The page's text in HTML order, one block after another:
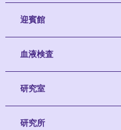
迎賓館
血液検査
研究室
研究所